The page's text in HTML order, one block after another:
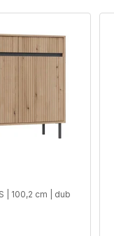
| 100,2 cm | dub